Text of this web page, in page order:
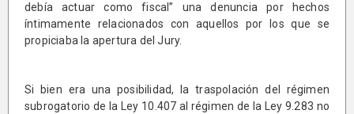
debía actuar como fiscal” una denuncia por hechos
íntimamente relacionados con aquellos por los que se
propiciaba la apertura del Jury.
Si bien era una posibilidad, la traspolación del régimen
subrogatorio de la Ley 10.407 al régimen de la Ley 9.283 no